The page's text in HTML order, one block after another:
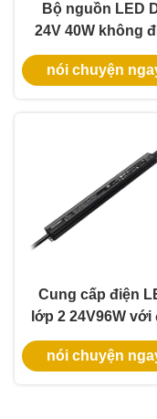
Bộ nguồn LED
24V 40W không
chỉnh độ sáng,
kim loại có hộp
nói chuyện
Cung cấp điện
lớp 2 24V96W với
vào 100-277V
LED ngoài trời
nói chuyện